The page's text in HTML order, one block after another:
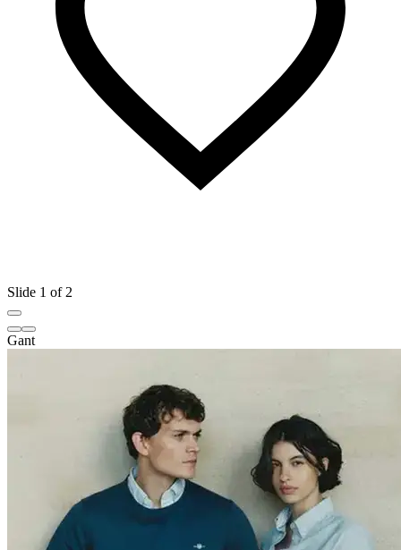
Slide 1 of 2
Gant